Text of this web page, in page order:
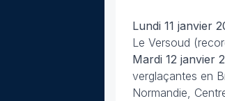
Lundi 11 janvier
Le Versoud
Mardi 12 janvier
verglaçantes en
Normandie,